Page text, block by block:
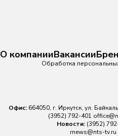
О компанииВакансии
Обработка
Офис: 664050, г. Иркутск, ул.
(3952) 792-401
Новости: (3952)
rnews@nts-tv.ru